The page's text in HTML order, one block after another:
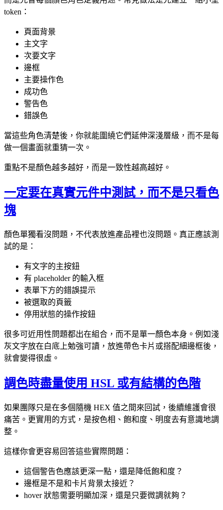
token：
頁面背景
主文字
次要文字
邊框
主要操作色
成功色
警告色
錯誤色
當這些角色清楚後，你就能圍繞它們延伸深淺層級，而不是每
做一個畫面就重猜一次。
重點不是顏色越多越好，而是一致性越高越好。
一定要在真實元件中測試，而不是只看色
塊
顏色單獨看沒問題，不代表放進產品裡也沒問題。真正應該測
試的是：
有文字的主按鈕
有 placeholder 的輸入框
表單下方的錯誤提示
被選取的頁籤
停用狀態的操作按鈕
很多可近用性問題都出在組合，而不是單一顏色本身。例如淺
灰文字放在白底上勉強可讀，放進帶色卡片或搭配細邊框後，
就會變得很虛。
調色時盡量使用 HSL 或有結構的色階
如果團隊只是在多個隨機 HEX 值之間來回試，後續維護會很
痛苦。更實用的方式，是按色相、飽和度、明度去有意識地調
整。
這樣你會更容易回答這些實際問題：
這個警告色應該更深一點，還是降低飽和度？
邊框是不是和卡片背景太接近？
hover 狀態需要明顯加深，還是只要微調就夠？